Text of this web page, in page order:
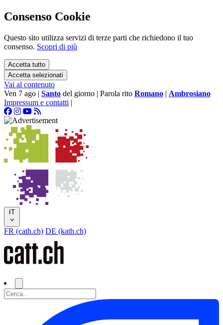
Consenso Cookie
Questo sito utilizza servizi di terze parti che richiedono il tuo
consenso. Scopri di più
Accetta tutto
Accetta selezionati
Vai al contenuto
Ven 7 ago | Santo del giorno | Parola rito Romano | Ambrosiano
Impressum e contatti |
IT
FR (cath.ch) DE (kath.ch)